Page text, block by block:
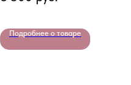
Подробнее о товаре